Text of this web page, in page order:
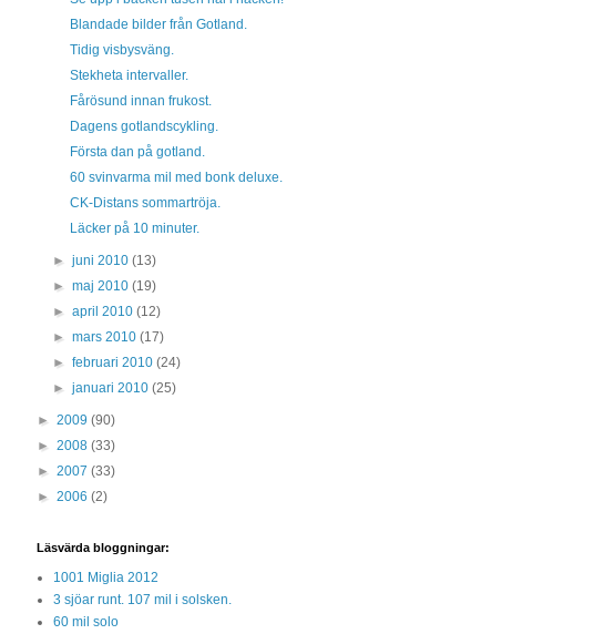
Blandade bilder från Gotland.
Tidig visbysväng.
Stekheta intervaller.
Fårösund innan frukost.
Dagens gotlandscykling.
Första dan på gotland.
60 svinvarma mil med bonk deluxe.
CK-Distans sommartröja.
Läcker på 10 minuter.
►juni 2010(13)
►maj 2010(19)
►april 2010(12)
►mars 2010(17)
►februari 2010(24)
►januari 2010(25)
► 2009 (90)
► 2008 (33)
► 2007 (33)
► 2006 (2)
Läsvärda bloggningar:
1001 Miglia 2012
3 sjöar runt. 107 mil i solsken.
60 mil solo